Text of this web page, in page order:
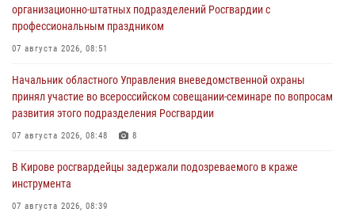
организационно-штатных подразделений Росгвардии с
профессиональным праздником
07 августа 2026, 08:51
Начальник областного Управления вневедомственной охраны
принял участие во всероссийском совещании-семинаре по вопросам
развития этого подразделения Росгвардии
07 августа 2026, 08:48 8
В Кирове росгвардейцы задержали подозреваемого в краже
инструмента
07 августа 2026, 08:39